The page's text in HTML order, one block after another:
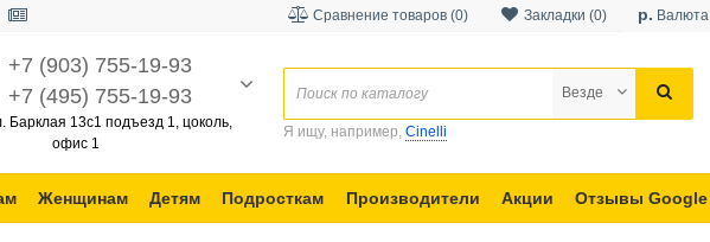
р. Валюта
Закладки (0)
Сравнение товаров (0)
+7 (903) 755-19-93
+7 (495) 755-19-93
Барклая 13с1 подъезд 1, цоколь,
офис 1
Везде
Я ищу, например, Cinelli
Женщинам Детям Подросткам Производители Акции Отзывы Google